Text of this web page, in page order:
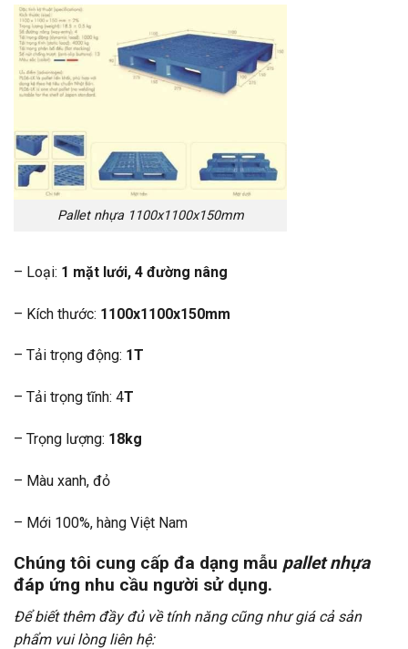
Pallet nhựa 1100x1100x150mm
– Loại: 1 mặt lưới, 4 đường nâng
– Kích thước: 1100x1100x150mm
– Tải trọng động: 1T
– Tải trọng tĩnh: 4T
– Trọng lượng: 18kg
– Màu xanh, đỏ
– Mới 100%, hàng Việt Nam
Chúng tôi cung cấp đa dạng mẫu pallet nhựa
đáp ứng nhu cầu người sử dụng.
Để biết thêm đầy đủ về tính năng cũng như giá cả sản
phẩm vui lòng liên hệ: